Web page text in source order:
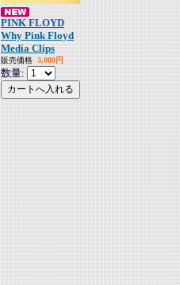
PINK FLOYD
Why Pink Floyd
Media Clips
販売価格 3,080円
数量: